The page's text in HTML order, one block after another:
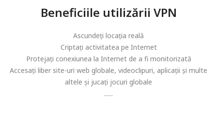
Beneficiile utilizării VPN
Ascundeți locația reală
Criptați activitatea pe Internet
Protejați conexiunea la Internet de a fi monitorizată
Accesați liber site-uri web globale, videoclipuri, aplicații și multe
altele și jucați jocuri globale
......